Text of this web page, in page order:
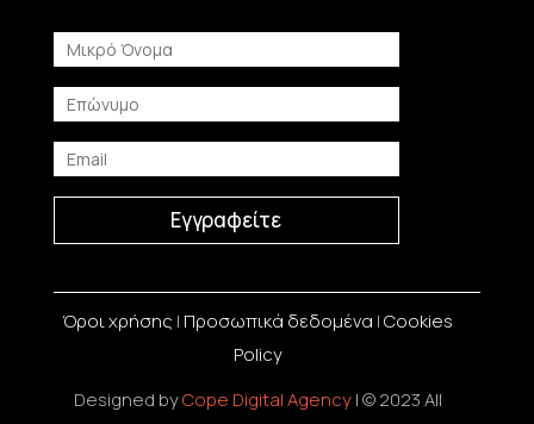
Εγγραφείτε
Όροι χρήσης | Προσωπικά δεδομένα |Cookies
Policy
Designed byCope Digital Agency| © 2023 All